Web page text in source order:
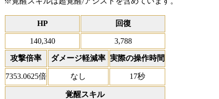
HP 回復
140,340 3,788
攻撃倍率 ダメージ軽減率 実際の操作時間
7353.0625倍 なし 17秒
覚醒スキル